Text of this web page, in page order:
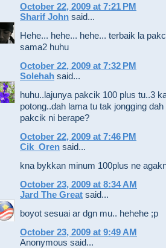
October 22, 2009 at 7:21 PM
Sharif John said...
Hehe... hehe... hehe... terbaik la
sama2 huhu
October 22, 2009 at 7:32 PM
Solehah said...
huhu..lajunya pakcik 100 plus tu..3
potong..dah lama tu tak jongging
pakcik ni berape?
October 22, 2009 at 7:46 PM
Cik_Oren said...
kna bykkan minum 100plus ne
October 23, 2009 at 8:34 AM
Jard The Great said...
boyot sesuai ar dgn mu.. hehehe ;p
October 23, 2009 at 9:49 AM
Anonymous said...